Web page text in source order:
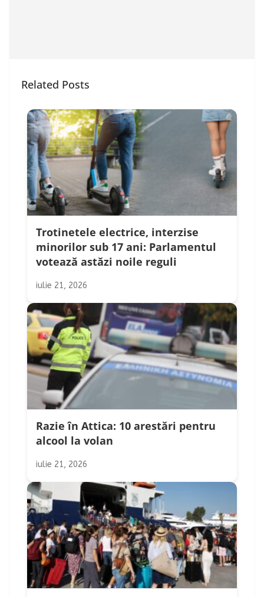
Related Posts
Trotinetele electrice, interzise
minorilor sub 17 ani: Parlamentul
votează astăzi noile reguli
iulie 21, 2026
Razie în Attica: 10 arestări pentru
alcool la volan
iulie 21, 2026